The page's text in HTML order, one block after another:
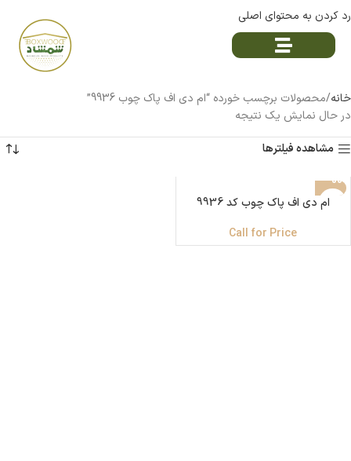
رد کردن به محتوای اصلی
خانه محصولات برچسب خورده “ام دی اف پاک چوب 9936”
در حال نمایش یک نتیجه
مشاهده فیلترها
ام دی اف پاک چوب کد 9936
Call for Price